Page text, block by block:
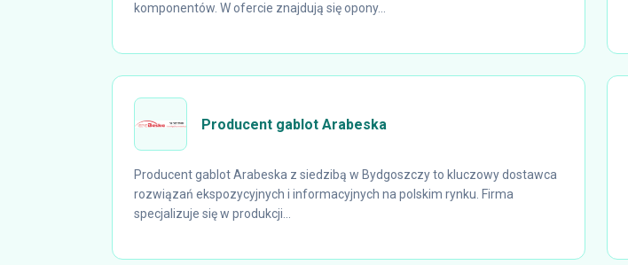
komponentów. W ofercie znajdują się opony...
Producent gablot Arabeska
Producent gablot Arabeska z siedzibą w Bydgoszczy to kluczowy dostawca
rozwiązań ekspozycyjnych i informacyjnych na polskim rynku. Firma
specjalizuje się w produkcji...